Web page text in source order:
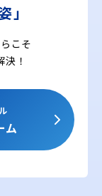
」
こそ
！
ム